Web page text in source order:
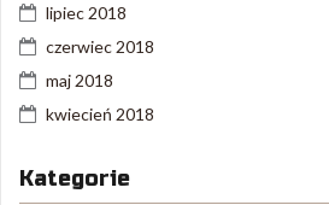
lipiec 2018
czerwiec 2018
maj 2018
kwiecień 2018
Kategorie